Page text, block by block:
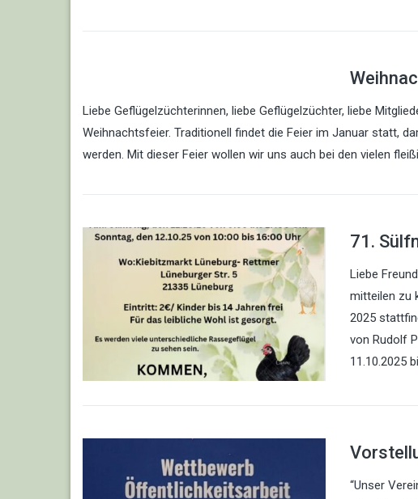
Liebe Geflügelzüchterinnen, liebe Geflügelzüchter, liebe
Weihnachtsfeier. Traditionell findet die Feier im Januar statt,
werden. Mit dieser Feier wollen wir uns auch bei den vielen
71.
Liebe
mitteilen zu
2025
von Rudolf
11.10.2025
“Unser